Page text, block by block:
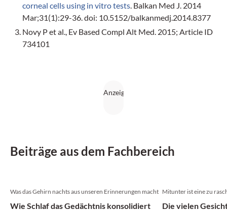
corneal cells using in vitro tests . Balkan Med J. 2014
Mar;31(1):29-36. doi: 10.5152/balkanmedj.2014.8377
Novy P et al., Ev Based Compl Alt Med. 2015; Article ID
734101
Beiträge aus dem Fachbereich
Was das Gehirn nachts aus unseren Erinnerungen macht
Wie Schlaf das Gedächtnis konsolidiert
Mitunter ist eine zu
Die vielen